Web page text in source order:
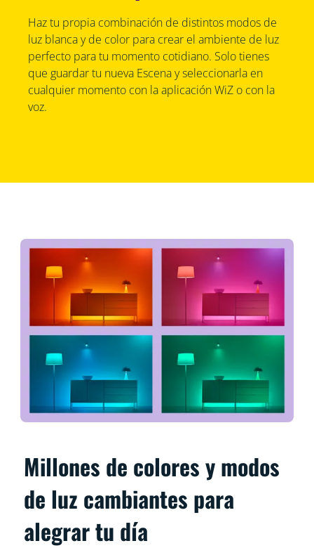
Haz tu propia combinación de distintos modos de
luz blanca y de color para crear el ambiente de luz
perfecto para tu momento cotidiano. Solo tienes
que guardar tu nueva Escena y seleccionarla en
cualquier momento con la aplicación WiZ o con la
voz.
Millones de colores y modos
de luz cambiantes para
alegrar tu día